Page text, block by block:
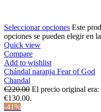
Seleccionar opciones Este
opciones se pueden elegir en
Quick view
Compare
Add to wishlist
Chándal naranja Fear of God
Chandal
€220.00 El precio original era:
€130.00.
-41%